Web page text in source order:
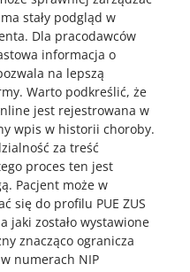
stały podgląd w
Dla pracodawców
informacja o
na lepszą
Warto podkreślić, że
jest rejestrowana w
wpis w historii choroby.
za treść
proces ten jest
Pacjent może w
się do profilu PUE ZUS
jaki zostało wystawione
znacząco ogranicza
numerach NIP